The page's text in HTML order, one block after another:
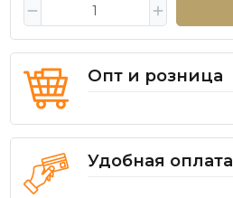
Опт и розница
Удобная оплата